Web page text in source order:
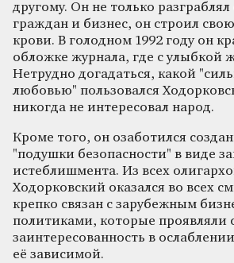
другому. Он не только разграблял
граждан и бизнес, он строил
крови. В голодном 1992 году он
обложке журнала, где с улыбкой
Нетрудно догадаться, какой
любовью" пользовался
никогда не интересовал народ.
Кроме того, он озаботился
"подушки безопасности" в виде
истеблишмента. Из всех
Ходорковский оказался во всех
крепко связан с зарубежным
политиками, которые проявляли
заинтересованность в
её зависимой.